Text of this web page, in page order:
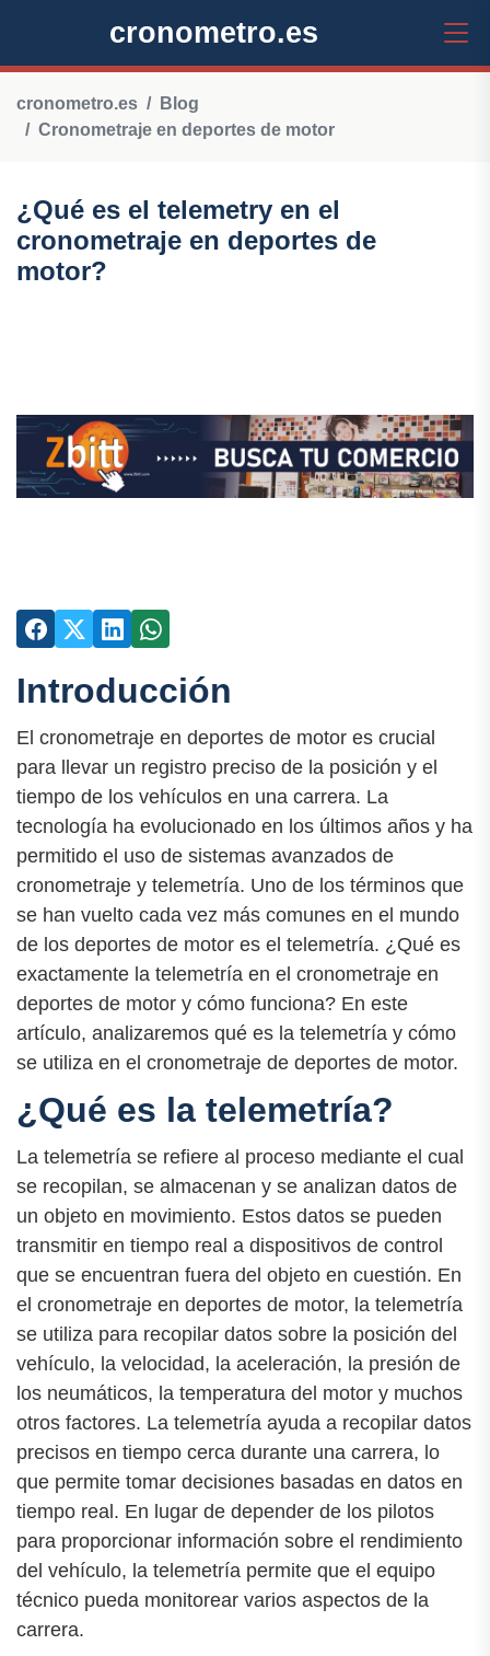
cronometro.es
cronometro.es
Blog
Cronometraje en deportes de motor
¿Qué es el telemetry en el
cronometraje en deportes de
motor?
Introducción
El cronometraje en deportes de motor es crucial
para llevar un registro preciso de la posición y el
tiempo de los vehículos en una carrera. La
tecnología ha evolucionado en los últimos años y ha
permitido el uso de sistemas avanzados de
cronometraje y telemetría. Uno de los términos que
se han vuelto cada vez más comunes en el mundo
de los deportes de motor es el telemetría. ¿Qué es
exactamente la telemetría en el cronometraje en
deportes de motor y cómo funciona? En este
artículo, analizaremos qué es la telemetría y cómo
se utiliza en el cronometraje de deportes de motor.
¿Qué es la telemetría?
La telemetría se refiere al proceso mediante el cual
se recopilan, se almacenan y se analizan datos de
un objeto en movimiento. Estos datos se pueden
transmitir en tiempo real a dispositivos de control
que se encuentran fuera del objeto en cuestión. En
el cronometraje en deportes de motor, la telemetría
se utiliza para recopilar datos sobre la posición del
vehículo, la velocidad, la aceleración, la presión de
los neumáticos, la temperatura del motor y muchos
otros factores. La telemetría ayuda a recopilar datos
precisos en tiempo cerca durante una carrera, lo
que permite tomar decisiones basadas en datos en
tiempo real. En lugar de depender de los pilotos
para proporcionar información sobre el rendimiento
del vehículo, la telemetría permite que el equipo
técnico pueda monitorear varios aspectos de la
carrera.